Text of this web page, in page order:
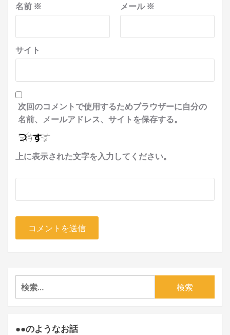
名前 ※ メール ※
サイト
次回のコメントで使用するためブラウザーに自分の
名前、メールアドレス、サイトを保存する。
上に表示された文字を入力してください。
検
索:
●●のようなお話